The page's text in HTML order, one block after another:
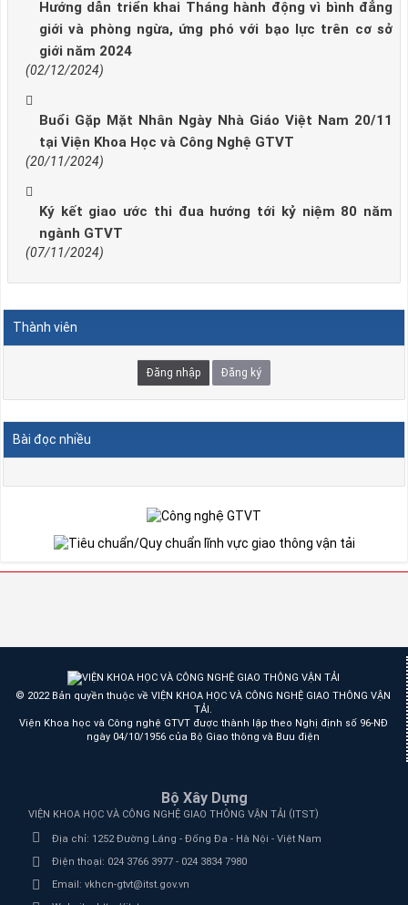
Hướng dẫn triển khai Tháng hành động vì bình đẳng
giới và phòng ngừa, ứng phó với bạo lực trên cơ sở
giới năm 2024
(02/12/2024)
Buổi Gặp Mặt Nhân Ngày Nhà Giáo Việt Nam 20/11
tại Viện Khoa Học và Công Nghệ GTVT
(20/11/2024)
Ký kết giao ước thi đua hướng tới kỷ niệm 80 năm
ngành GTVT
(07/11/2024)
Thành viên
Đăng nhập Đăng ký
Bài đọc nhiều
© 2022 Bản quyền thuộc về VIỆN KHOA HỌC VÀ CÔNG NGHỆ GIAO THÔNG VẬN
TẢI.
Viện Khoa học và Công nghệ GTVT được thành lập theo Nghị định số 96-NĐ
ngày 04/10/1956 của Bộ Giao thông và Bưu điện
Bộ Xây Dựng
VIỆN KHOA HỌC VÀ CÔNG NGHỆ GIAO THÔNG VẬN TẢI (ITST)
Địa chỉ: 1252 Đường Láng - Đống Đa - Hà Nội - Việt Nam
Điện thoại: 024 3766 3977 - 024 3834 7980
Email: vkhcn-gtvt@itst.gov.vn